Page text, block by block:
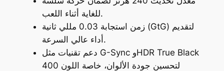
للغاية أثناء اللعب.
زمن استجابة 0.03 مللي ثانية (GtG) لتقديم
أداء عالي السرعة.
دعم تقنيات مثل G-Sync وHDR True Black
400 لتحسين جودة الألوان، خاصة اللون